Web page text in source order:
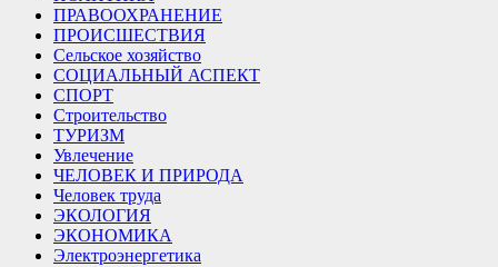
ПРАВООХРАНЕНИЕ
ПРОИСШЕСТВИЯ
Сельское хозяйство
СОЦИАЛЬНЫЙ АСПЕКТ
СПОРТ
Строительство
ТУРИЗМ
Увлечение
ЧЕЛОВЕК И ПРИРОДА
Человек труда
ЭКОЛОГИЯ
ЭКОНОМИКА
Электроэнергетика